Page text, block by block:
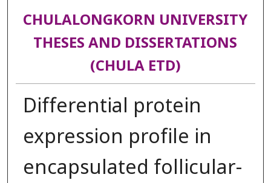
CHULALONGKORN UNIVERSITY
THESES AND DISSERTATIONS
(CHULA ETD)
Differential protein
expression profile in
encapsulated follicular-